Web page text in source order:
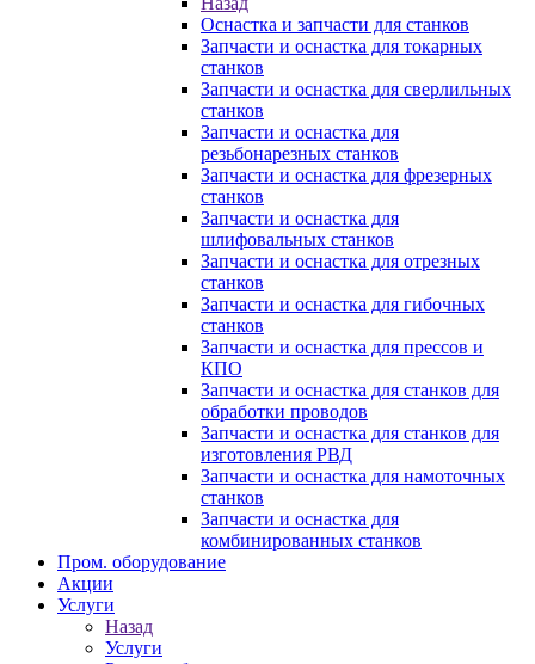
Оснастка и запчасти для станков
Запчасти и оснастка для токарных
станков
Запчасти и оснастка для сверлильных
станков
Запчасти и оснастка для
резьбонарезных станков
Запчасти и оснастка для фрезерных
станков
Запчасти и оснастка для
шлифовальных станков
Запчасти и оснастка для отрезных
станков
Запчасти и оснастка для гибочных
станков
Запчасти и оснастка для прессов и
КПО
Запчасти и оснастка для станков для
обработки проводов
Запчасти и оснастка для станков для
изготовления РВД
Запчасти и оснастка для намоточных
станков
Запчасти и оснастка для
комбинированных станков
Пром. оборудование
Акции
Услуги
Назад
Услуги